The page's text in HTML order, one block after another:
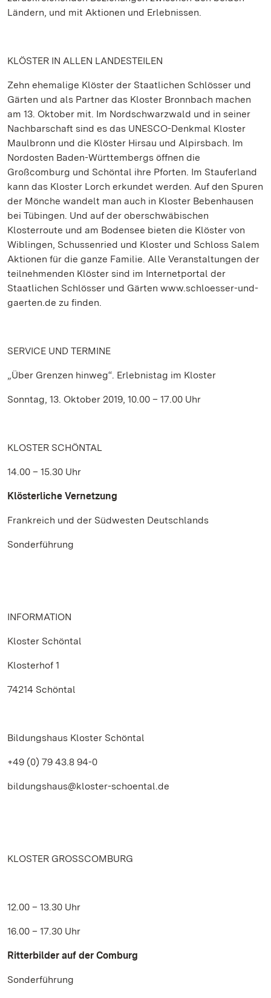
Ländern, und mit Aktionen und Erlebnissen.
KLÖSTER IN ALLEN LANDESTEILEN
Zehn ehemalige Klöster der Staatlichen Schlösser und
Gärten und als Partner das Kloster Bronnbach machen
am 13. Oktober mit. Im Nordschwarzwald und in seiner
Nachbarschaft sind es das UNESCO-Denkmal Kloster
Maulbronn und die Klöster Hirsau und Alpirsbach. Im
Nordosten Baden-Württembergs öffnen die
Großcomburg und Schöntal ihre Pforten. Im Stauferland
kann das Kloster Lorch erkundet werden. Auf den Spuren
der Mönche wandelt man auch in Kloster Bebenhausen
bei Tübingen. Und auf der oberschwäbischen
Klosterroute und am Bodensee bieten die Klöster von
Wiblingen, Schussenried und Kloster und Schloss Salem
Aktionen für die ganze Familie. Alle Veranstaltungen der
teilnehmenden Klöster sind im Internetportal der
Staatlichen Schlösser und Gärten www.schloesser-und-
gaerten.de zu finden.
SERVICE UND TERMINE
„Über Grenzen hinweg“. Erlebnistag im Kloster
Sonntag, 13. Oktober 2019, 10.00 – 17.00 Uhr
KLOSTER SCHÖNTAL
14.00 – 15.30 Uhr
Klösterliche Vernetzung
Frankreich und der Südwesten Deutschlands
Sonderführung
INFORMATION
Kloster Schöntal
Klosterhof 1
74214 Schöntal
Bildungshaus Kloster Schöntal
+49 (0) 79 43.8 94-0
bildungshaus@kloster-schoental.de
KLOSTER GROSSCOMBURG
12.00 – 13.30 Uhr
16.00 – 17.30 Uhr
Ritterbilder auf der Comburg
Sonderführung